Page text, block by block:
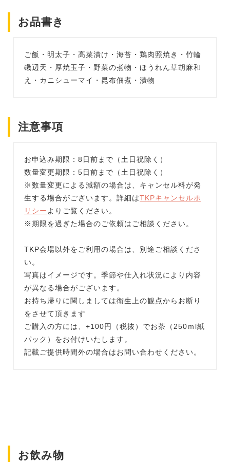
お品書き
ご飯・明太子・高菜漬け・海苔・鶏肉照焼き・竹輪
磯辺天・厚焼玉子・野菜の煮物・ほうれん草胡麻和
え・カニシューマイ・昆布佃煮・漬物
注意事項
お申込み期限：8日前まで（土日祝除く）
数量変更期限：5日前まで（土日祝除く）
※数量変更による減額の場合は、キャンセル料が発
生する場合がございます。詳細はTKPキャンセルポ
リシー よりご覧ください。
※期限を過ぎた場合のご依頼はご相談ください。
TKP会場以外をご利用の場合は、別途ご相談くださ
い。
写真はイメージです。季節や仕入れ状況により内容
が異なる場合がございます。
お持ち帰りに関しましては衛生上の観点からお断り
をさせて頂きます
ご購入の方には、+100円（税抜）でお茶（250ｍl紙
パック）をお付けいたします。
記載ご提供時間外の場合はお問い合わせください。
お飲み物